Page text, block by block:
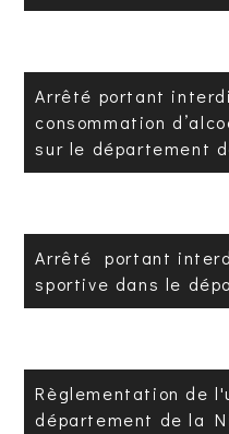
Arrêté portant
consommation
sur le département
Arrêté portant
sportive dans le
Règlementation de
département de la